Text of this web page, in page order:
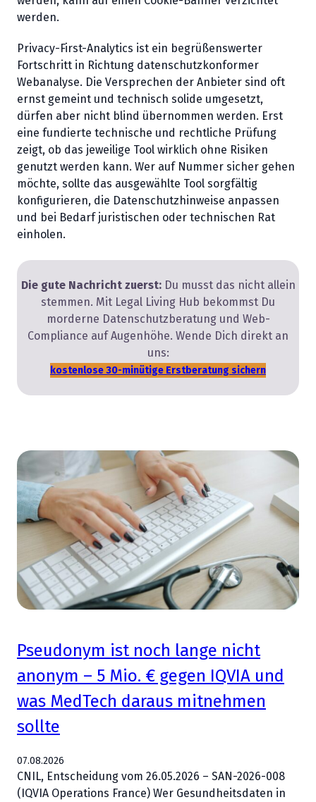
werden.
Privacy-First-Analytics ist ein begrüßenswerter
Fortschritt in Richtung datenschutzkonformer
Webanalyse. Die Versprechen der Anbieter sind oft
ernst gemeint und technisch solide umgesetzt,
dürfen aber nicht blind übernommen werden. Erst
eine fundierte technische und rechtliche Prüfung
zeigt, ob das jeweilige Tool wirklich ohne Risiken
genutzt werden kann. Wer auf Nummer sicher gehen
möchte, sollte das ausgewählte Tool sorgfältig
konfigurieren, die Datenschutzhinweise anpassen
und bei Bedarf juristischen oder technischen Rat
einholen.
Die gute Nachricht zuerst:Du musst das nicht allein
stemmen. Mit Legal Living Hub bekommst Du
morderne Datenschutzberatung und Web-
Compliance auf Augenhöhe. Wende Dich direkt an
uns:
kostenlose 30-minütige Erstberatung sichern
Pseudonym ist noch lange nicht
anonym – 5 Mio. € gegen IQVIA und
was MedTech daraus mitnehmen
sollte
07.08.2026
CNIL, Entscheidung vom 26.05.2026 – SAN-2026-008
(IQVIA Operations France) Wer Gesundheitsdaten in